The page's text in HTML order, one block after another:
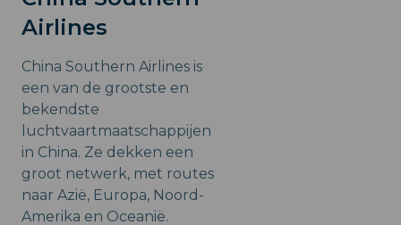
Airlines
China Southern Airlines is
een van de grootste en
bekendste
luchtvaartmaatschappijen
in China. Ze dekken een
groot netwerk, met routes
naar Azië, Europa, Noord-
Amerika en Oceanië.